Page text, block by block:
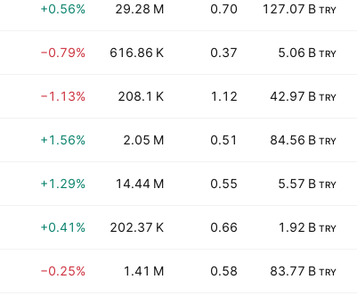
+0.56% 29.28 M 0.70 127.07 B TRY
−0.79% 616.86 K 0.37 5.06 B TRY
−1.13% 208.1 K 1.12 42.97 B TRY
+1.56% 2.05 M 0.51 84.56 B TRY
+1.29% 14.44 M 0.55 5.57 B TRY
+0.41% 202.37 K 0.66 1.92 B TRY
−0.25% 1.41 M 0.58 83.77 B TRY